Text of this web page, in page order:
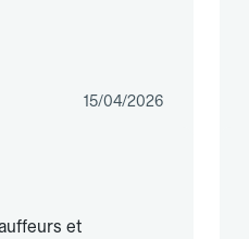
15/04/2026
et